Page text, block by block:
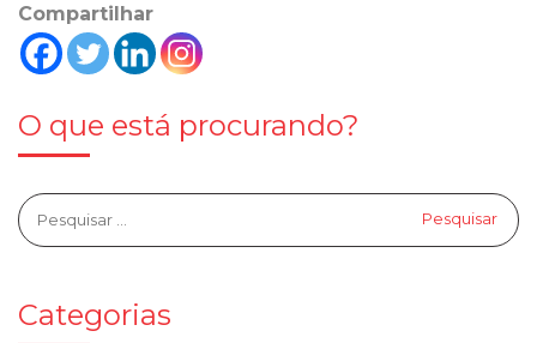
Compartilhar
O que está procurando?
Categorias